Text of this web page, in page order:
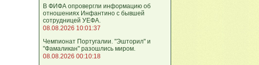
В ФИФА опровергли информацию об
отношениях Инфантино с бывшей
сотрудницей УЕФА.
08.08.2026 10:01:37
Чемпионат Португалии. "Эшторил" и
"Фамаликан" разошлись миром.
08.08.2026 00:10:18